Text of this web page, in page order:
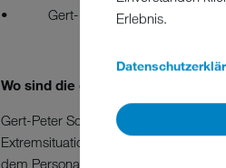
Erlebnis.
• Gert-Peter Schaper, Technischer
Wo sind die größten
Gert-Peter Schaper sieht eine große
Extremsituationen wie einer
dem Personal mancherorts die